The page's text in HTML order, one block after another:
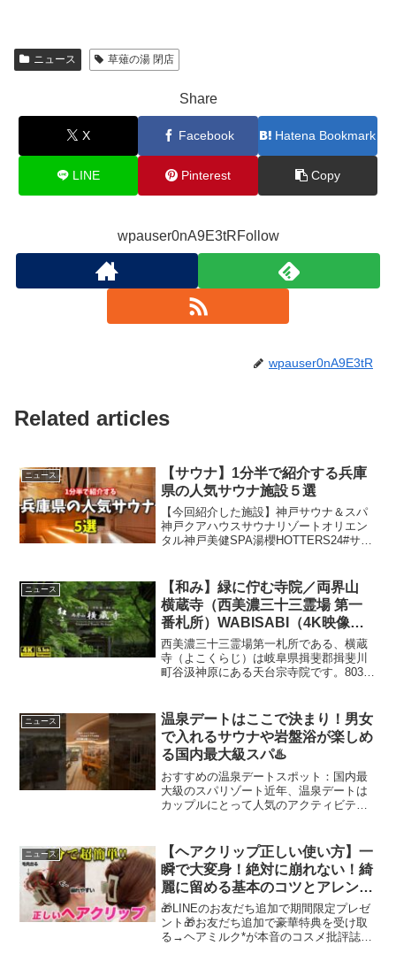
ニュース 草薙の湯 閉店
Share
X Facebook Hatena Bookmark
LINE Pinterest Copy
wpauser0nA9E3tRFollow
wpauser0nA9E3tR
Related articles
ニュース
【サウナ】1分半で紹介する兵庫
県の人気サウナ施設５選
【今回紹介した施設】神戸サウナ＆スパ
神戸クアハウスサウナリゾートオリエン
タル神戸美健SPA湯櫻HOTTERS24#サウ
いる温浴業界を少しでも応援したいとい
う一心でスー...
ニュース
【和み】緑に佇む寺院／両界山
横蔵寺（西美濃三十三霊場 第一
番札所）WABISABI（4K映像
5.1ch Sounds）@healing-
videos
西美濃三十三霊場第一札所である、横蔵
寺（よこくらじ）は岐阜県揖斐郡揖斐川
町谷汲神原にある天台宗寺院です。803年
らしく「飛騨・美濃紅葉三十三選の地」
に選ばれています。紅...
ニュース
温泉デートはここで決まり！男女
で入れるサウナや岩盤浴が楽しめ
る国内最大級スパ♨️
おすすめの温泉デートスポット：国内最
大級のスパリゾート近年、温泉デートは
カップルにとって人気のアクティビティ
めています。広々とした空間、様々な体
験ができる施設、そしてカ...
ニュース
【ヘアクリップ正しい使い方】一
瞬で大変身！絶対に崩れない！綺
麗に留める基本のコツとアレンジ
3選を表参道美容師が解説します
♡
🎁LINEのお友だち追加で期間限定プレゼ
ント🎁お友だち追加で豪華特典を受け取
る→ヘアミルク*が本音のコスメ批評誌